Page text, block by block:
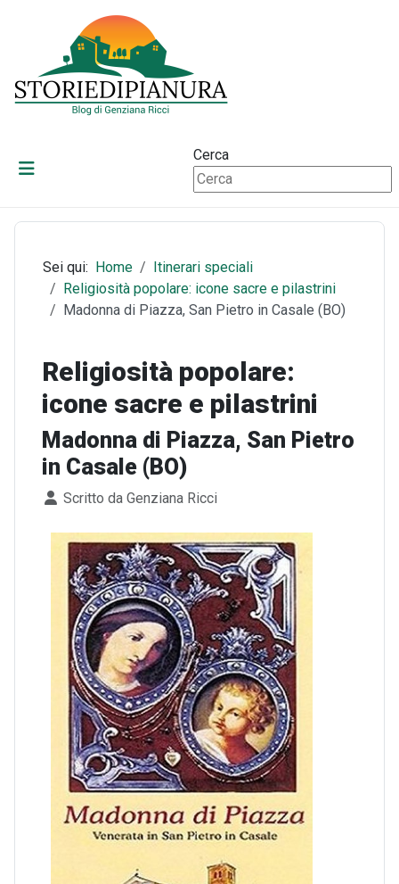
Cerca
Sei qui: Home
Itinerari speciali
Religiosità popolare: icone sacre e pilastrini
Madonna di Piazza, San Pietro in Casale (BO)
Religiosità popolare:
icone sacre e pilastrini
Madonna di Piazza, San Pietro
in Casale (BO)
Dettagli
Scritto da Genziana Ricci